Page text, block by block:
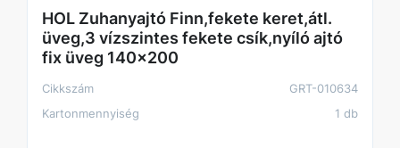
HOL Zuhanyajtó Finn,fekete keret,átl.
üveg,3 vízszintes fekete csík,nyíló ajtó
fix üveg 140x200
Cikkszám
GRT-010634
Kartonmennyiség
1 db